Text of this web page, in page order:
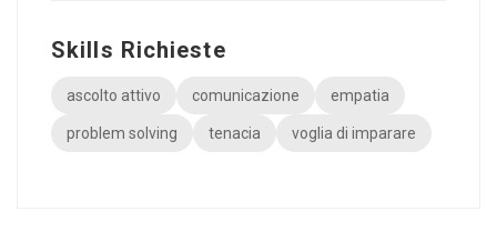
Skills Richieste
ascolto attivo comunicazione empatia
problem solving tenacia voglia di imparare